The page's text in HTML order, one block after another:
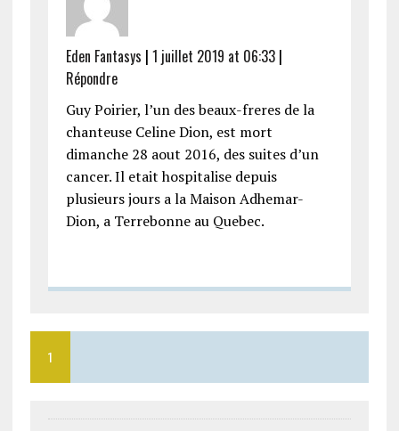
Eden Fantasys | 1 juillet 2019 at 06:33|
Répondre
Guy Poirier, l’un des beaux-freres de la
chanteuse Celine Dion, est mort
dimanche 28 aout 2016, des suites d’un
cancer. Il etait hospitalise depuis
plusieurs jours a la Maison Adhemar-
Dion, a Terrebonne au Quebec.
1